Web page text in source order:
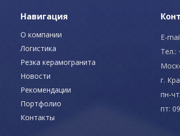
Навигация
О компании
Логистика
Резка керамогранита
Новости
Рекомендации
Портфолио
Контакты
E-
Тел.:
г.
пн-
пт: